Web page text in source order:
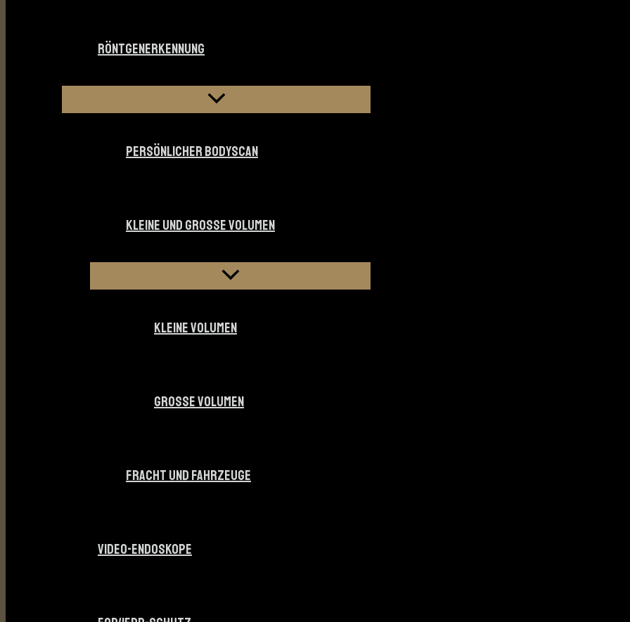
RÖNTGENERKENNUNG
PERSÖNLICHER BODYSCAN
KLEINE UND GROSSE VOLUMEN
KLEINE VOLUMEN
GROSSE VOLUMEN
FRACHT UND FAHRZEUGE
VIDEO-ENDOSKOPE